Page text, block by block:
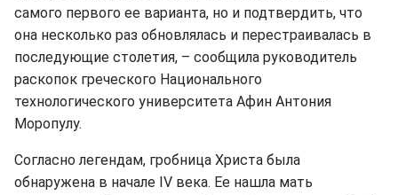
самого первого ее варианта, но и подтвердить, что
она несколько раз обновлялась и перестраивалась в
последующие столетия, – сообщила руководитель
раскопок греческого Национального
технологического университета Афин Антония
Моропулу.
Согласно легендам, гробница Христа была
обнаружена в начале IV века. Ее нашла мать